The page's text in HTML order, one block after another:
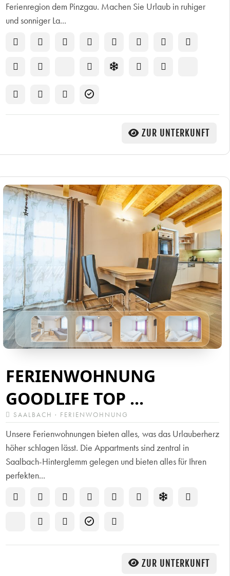
Ferienregion dem Pinzgau. Machen Sie Urlaub in ruhiger
und sonniger La...
ZUR UNTERKUNFT
FERIENWOHNUNG
GOODLIFE TOP ...
SAALBACH · FERIENWOHNUNG
Unsere Ferienwohnungen bieten alles, was das Urlauberherz
höher schlagen lässt. Die Appartments sind zentral in
Saalbach-Hinterglemm gelegen und bieten alles für Ihren
perfekten...
ZUR UNTERKUNFT